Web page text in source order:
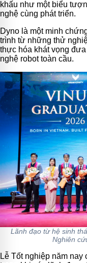
khấu như một biểu
nghệ cùng phát triển.
Dyno là một minh
trình từ những thử
thực hóa khát vọng
nghệ robot toàn cầu.
Lãnh đạo từ hệ sinh
Nghiên
Lễ Tốt nghiệp năm